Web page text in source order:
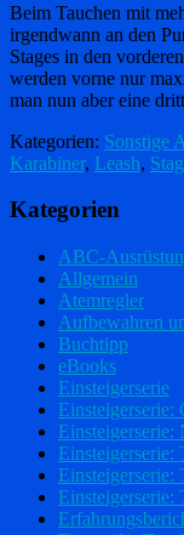
Beim Tauchen mit
irgendwann an den
Stages in den
werden vorne nur
man nun aber eine
Kategorien: Sonstige
Karabiner, Leash,
Kategorien
ABC-
Allgemein
Atemregler
Aufbewahren
Buchtipp
eBooks
Einsteigerserie
Einsteigerserie:
Einsteigerserie:
Einsteigerserie:
Einsteigerserie:
Einsteigerserie: